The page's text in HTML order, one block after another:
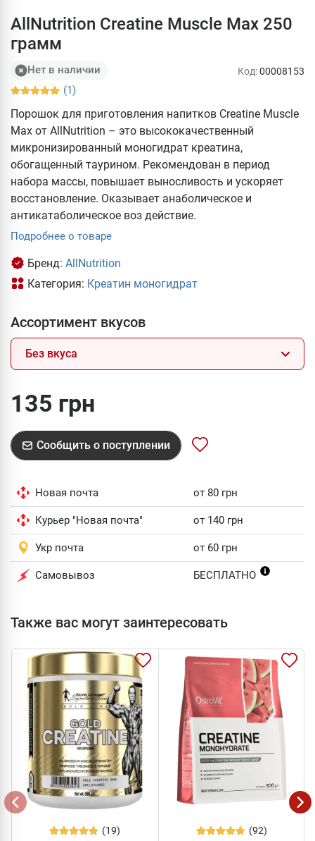
AllNutrition Creatine Muscle Max 250
грамм
Нет в наличии
(1)
Код:00008153
Порошок для приготовления напитков Creatine Muscle
Max от AllNutrition – это высококачественный
микронизированный моногидрат креатина,
обогащенный таурином. Рекомендован в период
набора массы, повышает выносливость и ускоряет
восстановление. Оказывает анаболическое и
антикатаболическое воз действие.
Подробнее о товаре
Бренд: AllNutrition
Категория: Креатин моногидрат
Ассортимент вкусов
Без вкуса
135 грн
Сообщить о поступлении
Новая почта от 80 грн
Курьер "Новая почта" от 140 грн
Укр почта от 60 грн
Самовывоз БЕСПЛАТНО
Также вас могут заинтересовать
(19) (92)